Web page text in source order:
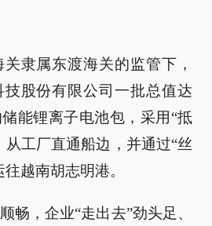
隶属东渡海关的监管下，
股份有限公司一批总值达
能锂离子电池包，采用“抵
从工厂直通船边，并通过“丝
越南胡志明港。
畅，企业“走出去”劲头足、